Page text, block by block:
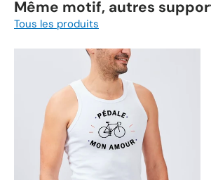
Même motif, autres
Tous les produits